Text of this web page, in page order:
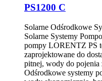
PS1200 C
Solarne Odśrodkowe
Solarne Systemy
pompy LORENTZ PS
zaprojektowane do
pitnej, wody do pojenia
Odśrodkowe systemy